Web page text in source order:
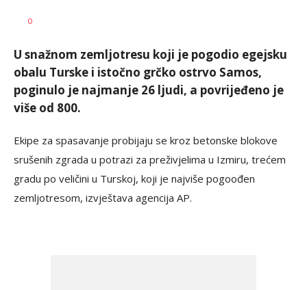
AUTOR
0
U snažnom zemljotresu koji je pogodio egejsku
obalu Turske i istočno grčko ostrvo Samos,
poginulo je najmanje 26 ljudi, a povrijeđeno je
više od 800.
Ekipe za spasavanje probijaju se kroz betonske blokove
srušenih zgrada u potrazi za preživjelima u Izmiru, trećem
gradu po veličini u Turskoj, koji je najviše pogoođen
zemljotresom, izvještava agencija AP.